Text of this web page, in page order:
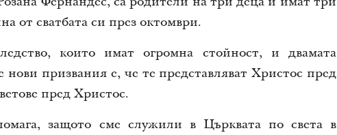
от сватбата си през октомври.
които имат огромна стойност, и двамата
нови призвания е, че те представляват Христос пред
пред Христос.
защото сме служили в Църквата по света в